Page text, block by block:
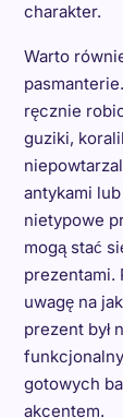
charakter.
Warto
ręcznie
guziki,
antykami
nietypowe
mogą stać
prezentami.
uwagę na
prezent był
gotowych
akcentem.